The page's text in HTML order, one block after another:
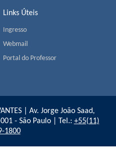
Links Úteis
Ingresso
Webmail
Portal do Professor
| Av. Jorge João Saad,
- São Paulo | Tel.: +55(11)
1800